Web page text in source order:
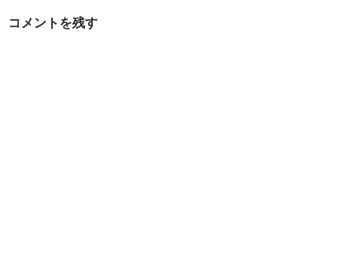
コメントを残す